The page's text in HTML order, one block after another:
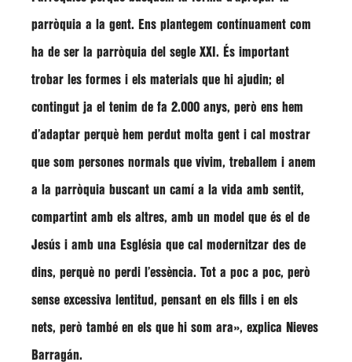
parròquia a la gent. Ens plantegem contínuament com
ha de ser la parròquia del segle XXI. És important
trobar les formes i els materials que hi ajudin; el
contingut ja el tenim de fa 2.000 anys, però ens hem
d’adaptar perquè hem perdut molta gent i cal mostrar
que som persones normals que vivim, treballem i anem
a la parròquia buscant un camí a la vida amb sentit,
compartint amb els altres, amb un model que és el de
Jesús i amb una Església que cal modernitzar des de
dins, perquè no perdi l’essència. Tot a poc a poc, però
sense excessiva lentitud, pensant en els fills i en els
nets, però també en els que hi som ara», explica Nieves
Barragán.